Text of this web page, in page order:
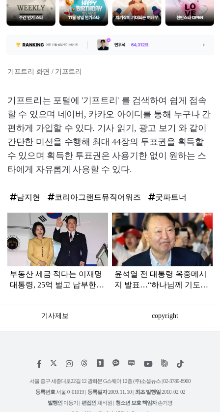
기프트리 화면 / 기프트리
기프트리는 포털에 '기프트리' 를 검색하여 쉽게 접속
할 수 있으며 네이버, 카카오 아이디를 통해 누구나 간
편하게 가입할 수 있다. 기사 읽기, 광고 보기 와 같이
간단한 미션을 수행해 최대 44장의 투표권을 획득할
수 있으며 획득한 투표권은 사용기한 없이 원하는 스
타에게 자유롭게 사용할 수 있다.
남지현 코리아그랜드뮤직어워즈 굿파트너
라
인
부동산 세금 적다는 이재명
대통령, 25억 벌고 납부한
윤석열 전 대통령 옥중메시
지 발표…“하나님께 기도드
기사제보 copyright
페
스
인
타
램
위
트
유
튜
틱
서울 중구 세종대로22길 12 광화문 G스퀘어 12층 (주)소셜뉴스 | 02-3789-8900
등록번호 서울 아01019 | 등록일자2009. 11. 10 | 최초 발행일2010. 02. 02
발행인 이동기 | 편집인채석원 | 청소년 보호 책임자손기영